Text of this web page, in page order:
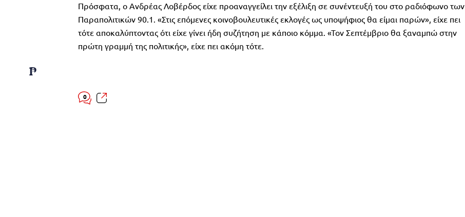
Πρόσφατα, ο Ανδρέας Λοβέρδος είχε προαναγγείλει την εξέλιξη σε συνέντευξή του στο ραδιόφωνο των
Παραπολιτικών 90.1. «Στις επόμενες κοινοβουλευτικές εκλογές ως υποψήφιος θα είμαι παρών», είχε πει
τότε αποκαλύπτοντας ότι είχε γίνει ήδη συζήτηση με κάποιο κόμμα. «Τον Σεπτέμβριο θα ξαναμπώ στην
πρώτη γραμμή της πολιτικής», είχε πει ακόμη τότε.
0